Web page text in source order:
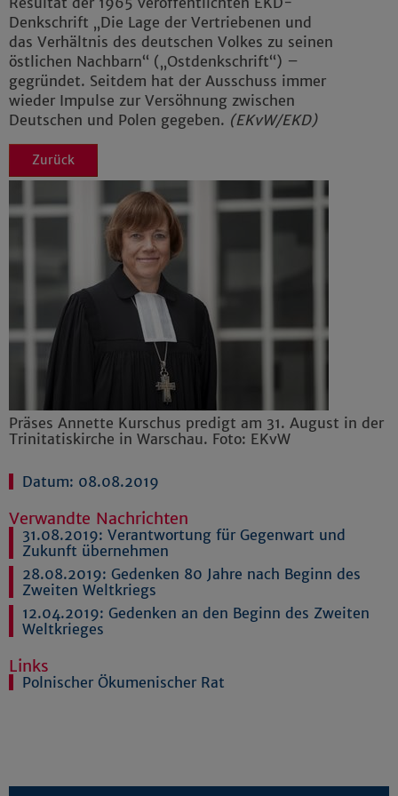
Denkschrift „Die Lage der Vertriebenen und
das Verhältnis des deutschen Volkes zu seinen
östlichen Nachbarn“ („Ostdenkschrift“) –
gegründet. Seitdem hat der Ausschuss immer
wieder Impulse zur Versöhnung zwischen
Deutschen und Polen gegeben. (EKvW/EKD)
Zurück
Präses Annette Kurschus predigt am 31. August in der
Trinitatiskirche in Warschau. Foto: EKvW
Datum: 08.08.2019
Verwandte Nachrichten
31.08.2019: Verantwortung für Gegenwart und
Zukunft übernehmen
28.08.2019: Gedenken 80 Jahre nach Beginn des
Zweiten Weltkriegs
12.04.2019: Gedenken an den Beginn des Zweiten
Weltkrieges
Links
Polnischer Ökumenischer Rat